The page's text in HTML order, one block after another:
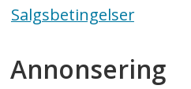
Salgsbetingelser
Annonsering